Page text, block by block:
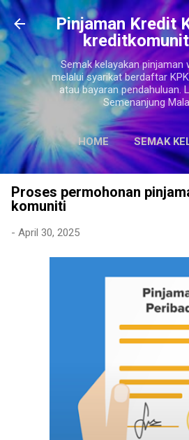
Langkau ke
Pinjaman Kredit
Semak kelayakan pinjaman
melalui syarikat berdaftar
atau bayaran pendahuluan.
Semenanjung
HOME SEMAK
LAGI…
Proses permohonan
komuniti
- April 30, 2025